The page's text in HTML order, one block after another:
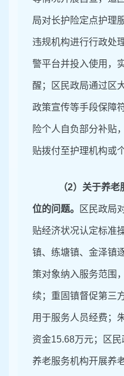
局对长护险定点护理
违规机构进行行政处
警平台并投入使用，
醒；区民政局通过区
政策宣传等手段保障
险个人自负部分补贴
贴拨付至护理机构或
（2） 关于养老
位的问题。 区 民政局
贴经济状况认定标准
镇、练塘镇、金泽镇
策对象纳入服务范围
续；重固镇督促第三
用于服务人员经费；
资金15.68万元；区民
养老服务机构开展养